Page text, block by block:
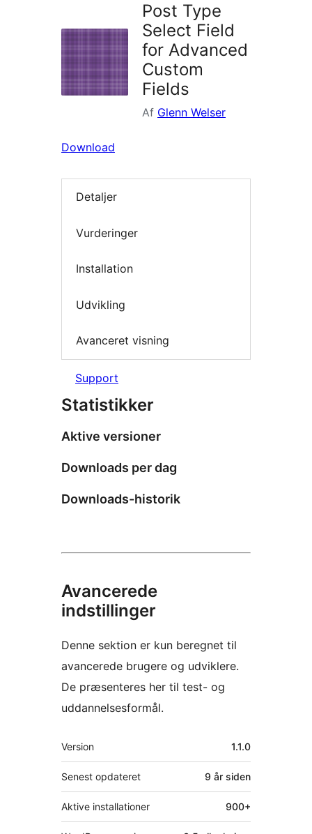
Post Type
Select Field
for Advanced
Custom
Fields
Af Glenn Welser
Download
Detaljer
Vurderinger
Installation
Udvikling
Avanceret visning
Support
Statistikker
Aktive versioner
Downloads per dag
Downloads-historik
Avancerede
indstillinger
Denne sektion er kun beregnet til
avancerede brugere og udviklere.
De præsenteres her til test- og
uddannelsesformål.
Meta
Version 1.1.0
Senest opdateret 9 år siden
Aktive installationer 900+